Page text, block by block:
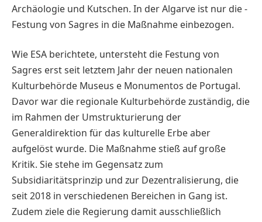
Archäologie und Kutschen. In der Algarve ist nur die ­
Festung von Sagres in die Maßnahme einbezogen.
Wie ESA berichtete, untersteht die Festung von
Sagres erst seit letztem Jahr der neuen nationalen
Kulturbehörde Museus e Monumentos de Portugal.
Davor war die regionale Kulturbehörde zuständig, die
im Rahmen der Umstrukturierung der
Generaldirektion für das kulturelle Erbe aber
aufgelöst wurde. Die Maßnahme stieß auf große
Kritik. Sie stehe im Gegensatz zum
Subsidiaritätsprinzip und zur Dezentralisierung, die
seit 2018 in verschiedenen Bereichen in Gang ist.
Zudem ziele die Regierung damit ausschließlich